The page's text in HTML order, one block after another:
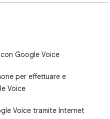
Google Voice
per effettuare e
Voice
Voice tramite Internet